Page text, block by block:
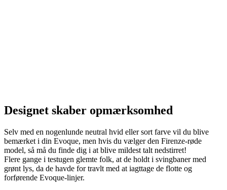
Designet skaber opmærksomhed
Selv med en nogenlunde neutral hvid eller sort farve vil du blive
bemærket i din Evoque, men hvis du vælger den Firenze-røde
model, så må du finde dig i at blive mildest talt nedstirret!
Flere gange i testugen glemte folk, at de holdt i svingbaner med
grønt lys, da de havde for travlt med at iagttage de flotte og
forførende Evoque-linjer.